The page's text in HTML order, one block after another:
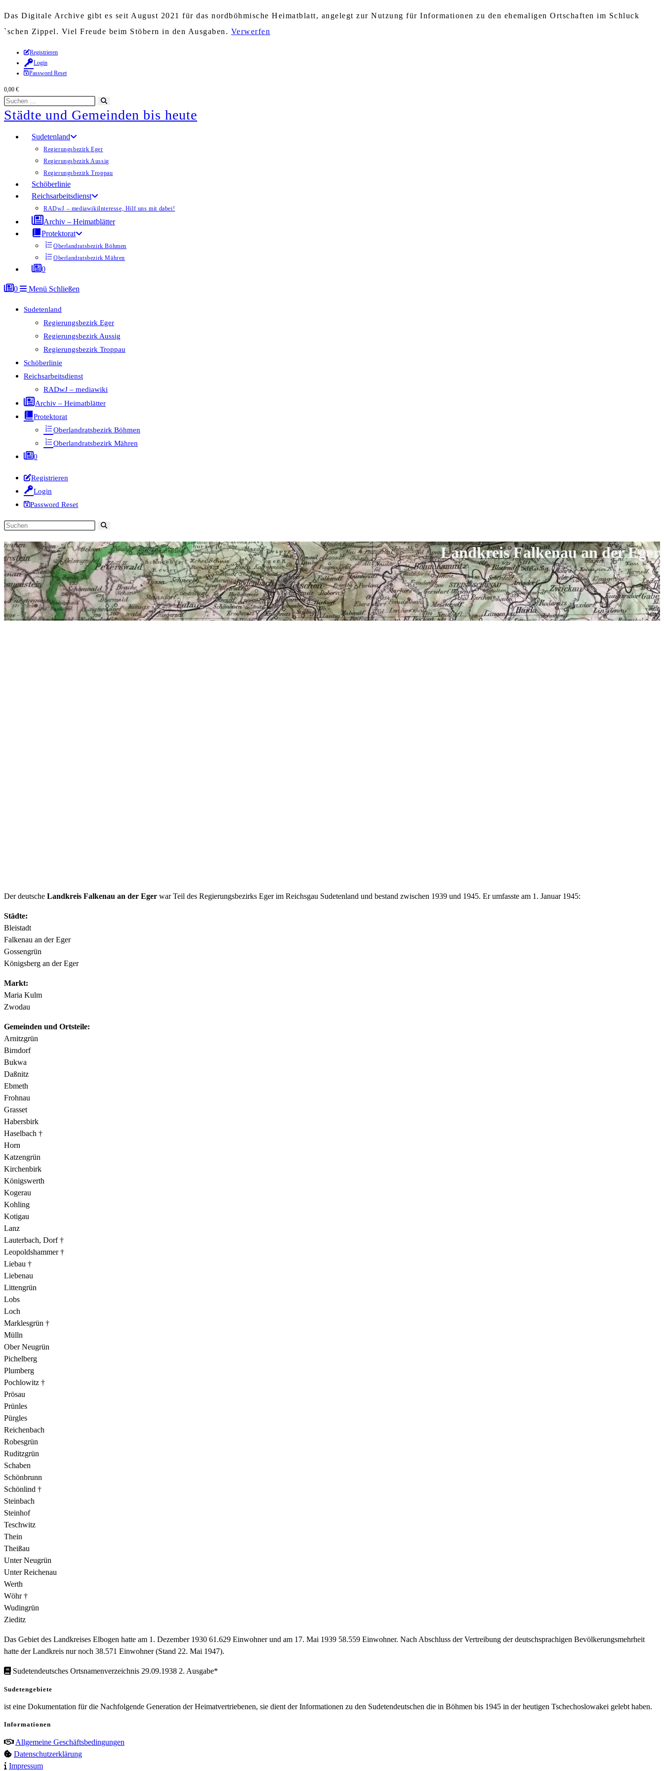
Das Digitale Archive gibt es seit August 2021 für das nordböhmische Heimatblatt, angelegt zur Nutzung für Informationen zu den ehemaligen Ortschaften im Schluck
`schen Zippel. Viel Freude beim Stöbern in den Ausgaben. Verwerfen
Zum
Inhalt
springen
Registrieren
Login
Password Reset
0,00 €
Diese
Website
durchsuchen
starten
Städte und Gemeinden bis heute
Sudetenland
Regierungsbezirk Eger
Regierungsbezirk Aussig
Regierungsbezirk Troppau
Schöberlinie
Reichsarbeitsdienst
RADwJ – mediawikiInteresse, Hilf uns mit dabei!
Archiv – Heimatblätter
Protektorat
Oberlandratsbezirk Böhmen
Oberlandratsbezirk Mähren
0
0 Menü Schließen
Sudetenland
Regierungsbezirk Eger
Regierungsbezirk Aussig
Regierungsbezirk Troppau
Schöberlinie
Reichsarbeitsdienst
RADwJ – mediawiki
Archiv – Heimatblätter
Protektorat
Oberlandratsbezirk Böhmen
Oberlandratsbezirk Mähren
0
Registrieren
Login
Password Reset
Diese
durchsuchen
Landkreis Falkenau an der Eger
Der deutsche Landkreis Falkenau an der Eger war Teil des Regierungsbezirks Eger im Reichsgau Sudetenland und bestand zwischen 1939 und 1945. Er umfasste am 1. Januar 1945:
Städte:
Bleistadt
Falkenau an der Eger
Gossengrün
Königsberg an der Eger
Markt:
Maria Kulm
Zwodau
Gemeinden und Ortsteile:
Arnitzgrün
Birndorf
Bukwa
Daßnitz
Ebmeth
Frohnau
Grasset
Habersbirk
Haselbach †
Horn
Katzengrün
Kirchenbirk
Königswerth
Kogerau
Kohling
Kotigau
Lanz
Lauterbach, Dorf †
Leopoldshammer †
Liebau †
Liebenau
Littengrün
Lobs
Loch
Marklesgrün †
Mülln
Ober Neugrün
Pichelberg
Plumberg
Pochlowitz †
Prösau
Prünles
Pürgles
Reichenbach
Robesgrün
Ruditzgrün
Schaben
Schönbrunn
Schönlind †
Steinbach
Steinhof
Teschwitz
Thein
Theißau
Unter Neugrün
Unter Reichenau
Werth
Wöhr †
Wudingrün
Zieditz
Das Gebiet des Landkreises Elbogen hatte am 1. Dezember 1930 61.629 Einwohner und am 17. Mai 1939 58.559 Einwohner. Nach Abschluss der Vertreibung der deutschsprachigen Bevölkerungsmehrheit
hatte der Landkreis nur noch 38.571 Einwohner (Stand 22. Mai 1947).
Sudetendeutsches Ortsnamenverzeichnis 29.09.1938 2. Ausgabe*
Sudetengebiete
ist eine Dokumentation für die Nachfolgende Generation der Heimatvertriebenen, sie dient der Informationen zu den Sudetendeutschen die in Böhmen bis 1945 in der heutigen Tschechoslowakei gelebt haben.
Informationen
Allgemeine Geschäftsbedingungen
Datenschutzerklärung
Impressum